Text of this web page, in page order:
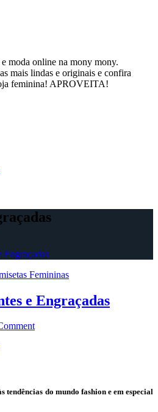
moda online na mony mony.
mais lindas e originais e confira
feminina! APROVEITA!
Engraçadas
Femininas
e Engraçadas
tendências do mundo fashion e em especial